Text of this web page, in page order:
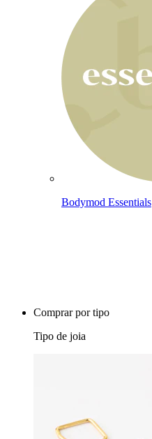
Bodymod Essentials
Comprar por tipo
Tipo de joia